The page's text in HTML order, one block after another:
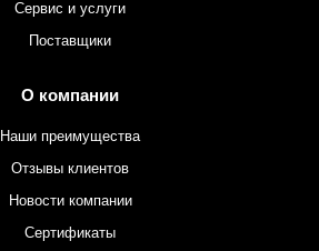
Сервис и услуги
Поставщики
О компании
Наши преимущества
Отзывы клиентов
Новости компании
Сертификаты